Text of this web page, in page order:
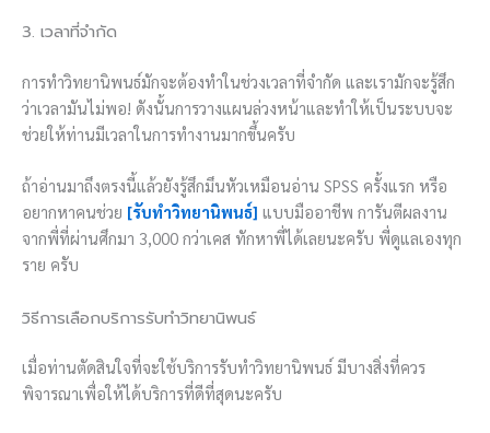
3. เวลาที่จำกัด
การทำวิทยานิพนธ์มักจะต้องทำในช่วงเวลาที่จำกัด และเรามักจะรู้สึก
ว่าเวลามันไม่พอ! ดังนั้นการวางแผนล่วงหน้าและทำให้เป็นระบบจะ
ช่วยให้ท่านมีเวลาในการทำงานมากขึ้นครับ
ถ้าอ่านมาถึงตรงนี้แล้วยังรู้สึกมึนหัวเหมือนอ่าน SPSS ครั้งแรก หรือ
อยากหาคนช่วย [รับทำวิทยานิพนธ์] แบบมืออาชีพ การันตีผลงาน
จากพี่ที่ผ่านศึกมา 3,000 กว่าเคส ทักหาพี่ได้เลยนะครับ พี่ดูแลเองทุก
ราย ครับ
วิธีการเลือกบริการรับทำวิทยานิพนธ์
เมื่อท่านตัดสินใจที่จะใช้บริการรับทำวิทยานิพนธ์ มีบางสิ่งที่ควร
พิจารณาเพื่อให้ได้บริการที่ดีที่สุดนะครับ